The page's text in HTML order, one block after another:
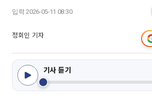
입력 2026-05-11 08:30
정회인 기자
기사 듣기